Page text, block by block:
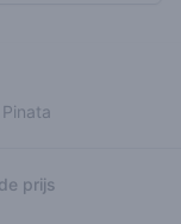
prijs